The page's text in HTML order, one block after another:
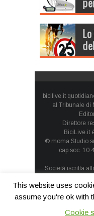
bicilive.it
al Tribunale di
Direttore
BiciLive.it
© moma Studio
cap.soc.
Società iscritta
Privacy
This website uses
assume you're ok with
Cookie